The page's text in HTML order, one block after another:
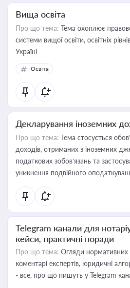
Вища освіта
Про що тема: Тема охоплює
системи вищої освіти, освітніх
Україні
Освіта
Декларування іноземних
Про що тема: Тема стосується
доходів, отриманих з іноземних
податкових зобов’язань та
уникнення подвійного
Telegram канали для
кейси, практичні поради
Про що тема: Огляди нормативних
коментарі експертів, юридичні
- все, про що пишуть у Telegram